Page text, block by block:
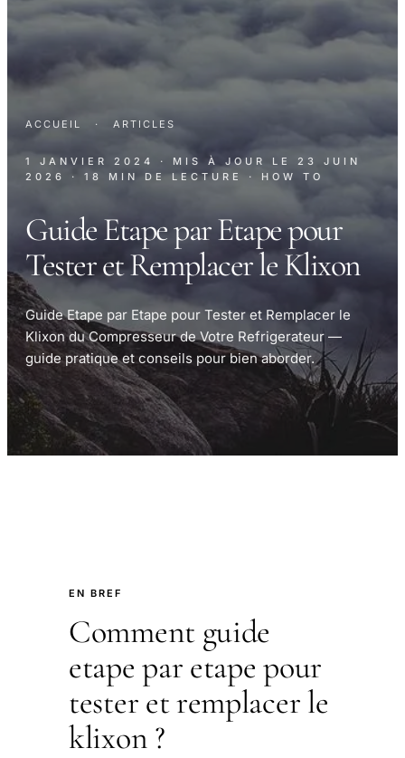
ACCUEIL · ARTICLES
1 JANVIER 2024 · MIS À JOUR LE 23 JUIN
2026
· 18 MIN DE LECTURE · HOW TO
Guide Etape par Etape pour
Tester et Remplacer le Klixon
Guide Etape par Etape pour Tester et Remplacer le
Klixon du Compresseur de Votre Refrigerateur —
guide pratique et conseils pour bien aborder.
EN BREF
Comment guide
etape par etape pour
tester et remplacer le
klixon ?